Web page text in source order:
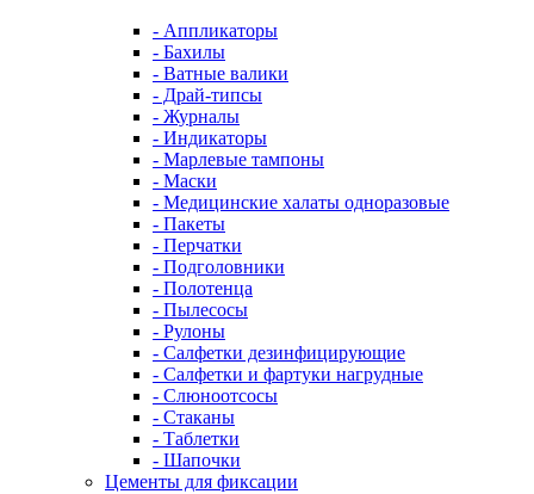
- Аппликаторы
- Бахилы
- Ватные валики
- Драй-типсы
- Журналы
- Индикаторы
- Марлевые тампоны
- Маски
- Медицинские халаты одноразовые
- Пакеты
- Перчатки
- Подголовники
- Полотенца
- Пылесосы
- Рулоны
- Салфетки дезинфицирующие
- Салфетки и фартуки нагрудные
- Слюноотсосы
- Стаканы
- Таблетки
- Шапочки
Цементы для фиксации